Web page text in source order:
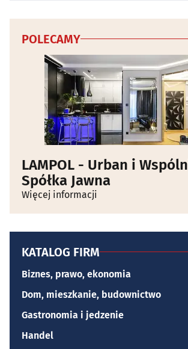
POLECAMY
LAMPOL - Urban i
Spółka Jawna
Więcej informacji
KATALOG FIRM
Biznes, prawo, ekonomia
Dom, mieszkanie, budownictwo
Gastronomia i jedzenie
Handel